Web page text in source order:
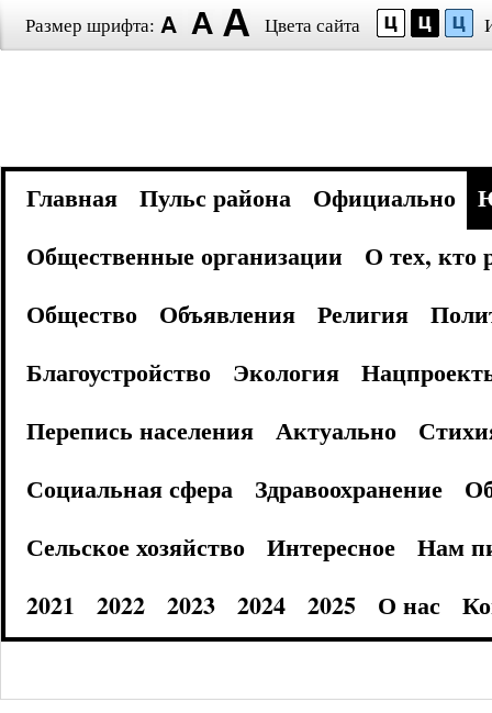
Размер шрифта: Цвета сайта
Главная Пульс района Официально
Общественные организации
О тех, кто
Общество
Объявления Религия
Благоустройство
Экология
Перепись населения
Актуально
Социальная сфера
Здравоохранение
Сельское хозяйство
Интересное
Нам
2021
2022 2023 2024 2025 О нас